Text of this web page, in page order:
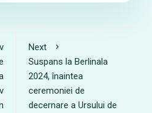
Next
Suspans la Berlinala
2024, înaintea
ceremoniei de
decernare a Ursului de